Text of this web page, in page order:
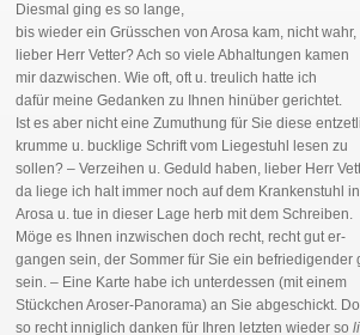
Diesmal ging es so lange,
bis wieder ein Grüsschen von Arosa kam, nicht wahr,
lieber Herr Vetter? Ach so viele Abhaltungen kamen
mir dazwischen. Wie oft, oft u. treulich hatte ich
dafür meine Gedanken zu Ihnen hinüber gerichtet.
Ist es aber nicht eine Zumuthung für Sie diese
krumme u. bucklige Schrift vom Liegestuhl lesen zu
sollen? – Verzeihen u. Geduld haben, lieber Herr
da liege ich halt immer noch auf dem Krankenstuhl in
Arosa u. tue in dieser Lage herb mit dem Schreiben.
Möge es Ihnen inzwischen doch recht, recht gut er-
gangen sein, der Sommer für Sie ein befriedigender
sein. – Eine Karte habe ich unterdessen (mit einem
Stückchen Aroser-Panorama) an Sie abgeschickt.
so recht inniglich danken für Ihren letzten wieder so